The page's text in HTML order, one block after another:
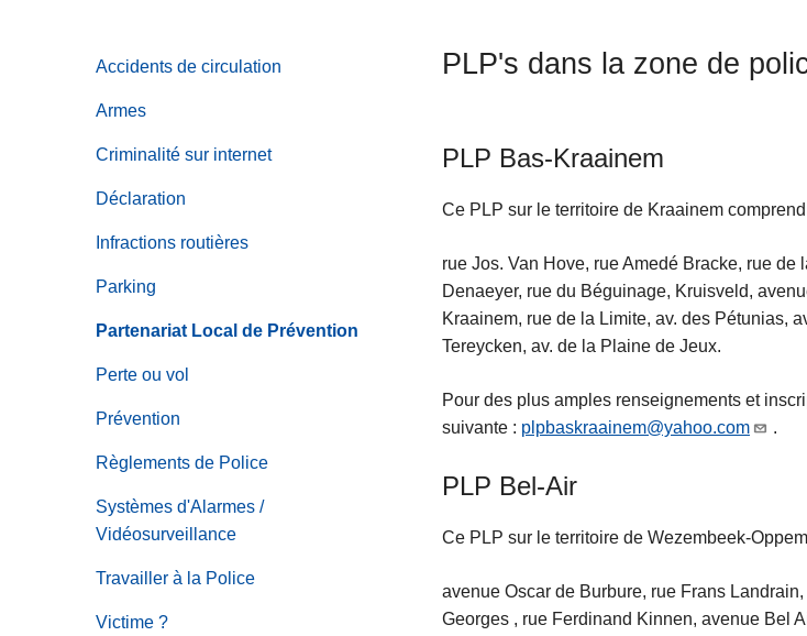
Accidents de circulation
Armes
Criminalité sur internet
Déclaration
Infractions routières
Parking
Partenariat Local de Prévention
Perte ou vol
Prévention
Règlements de Police
Systèmes d'Alarmes /
Vidéosurveillance
Travailler à la Police
Victime ?
PLP's dans la zone de
PLP Bas-Kraainem
Ce PLP sur le territoire de Kraainem
rue Jos. Van Hove, rue Amedé Bracke, rue
Denaeyer, rue du Béguinage, Kruisveld,
Kraainem, rue de la Limite, av. des Pétunias,
Tereycken, av. de la Plaine de Jeux.
Pour des plus amples renseignements et
suivante : plpbaskraainem@yahoo.com .
PLP Bel-Air
Ce PLP sur le territoire de Wezembeek-
avenue Oscar de Burbure, rue Frans
Georges , rue Ferdinand Kinnen, avenue Bel